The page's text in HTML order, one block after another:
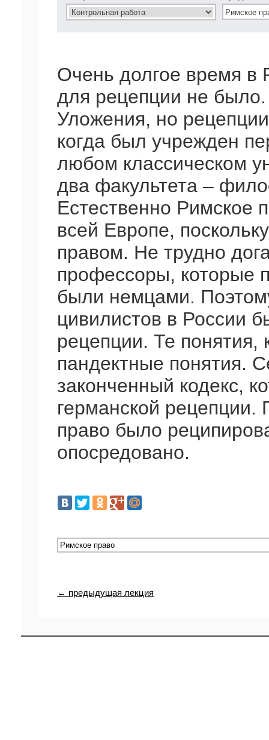
Очень долгое время в
для рецепции не
Уложения, но
когда был учрежден
любом классическом
два факультета –
Естественно Римское
всей Европе,
правом. Не трудно
профессоры, которые
были немцами.
цивилистов в России
рецепции. Те понятия,
пандектные понятия.
законченный кодекс,
германской рецепции.
право было
опосредовано.
← предыдущая лекция